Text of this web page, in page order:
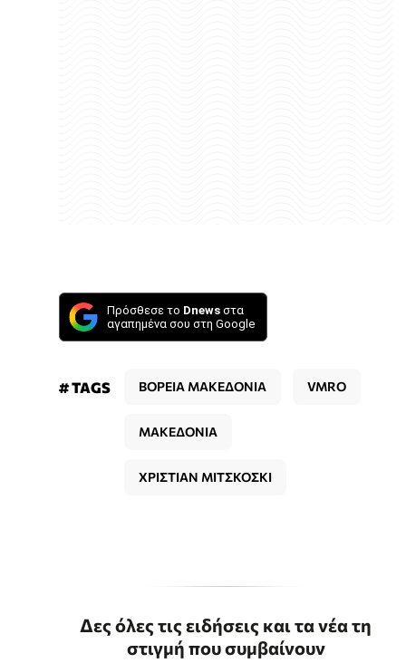
Πρόσθεσε το Dnews στα
αγαπημένα σου στη Google
# TAGS ΒΟΡΕΙΑ ΜΑΚΕΔΟΝΙΑ VMRO
ΜΑΚΕΔΟΝΙΑ
ΧΡΙΣΤΙΑΝ ΜΙΤΣΚΟΣΚΙ
Δες όλες τις ειδήσεις και τα νέα τη
στιγμή που συμβαίνουν